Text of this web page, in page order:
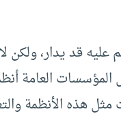
عليه قد يدار،
العامة
هذه الأنظمة